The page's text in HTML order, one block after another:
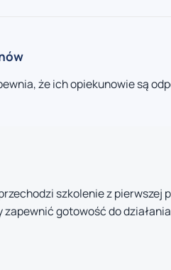
że ich opiekunowie są
szkolenie z
zapewnić gotowość do